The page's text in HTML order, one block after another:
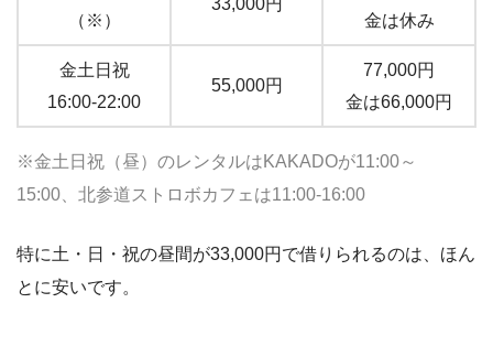
（※）
33,000円
金は休み
金土日祝
16:00-22:00
55,000円
77,000円
金は66,000円
※金土日祝（昼）のレンタルはKAKADOが11:00～
15:00、北参道ストロボカフェは11:00-16:00
特に土・日・祝の昼間が33,000円で借りられるのは、ほん
とに安いです。